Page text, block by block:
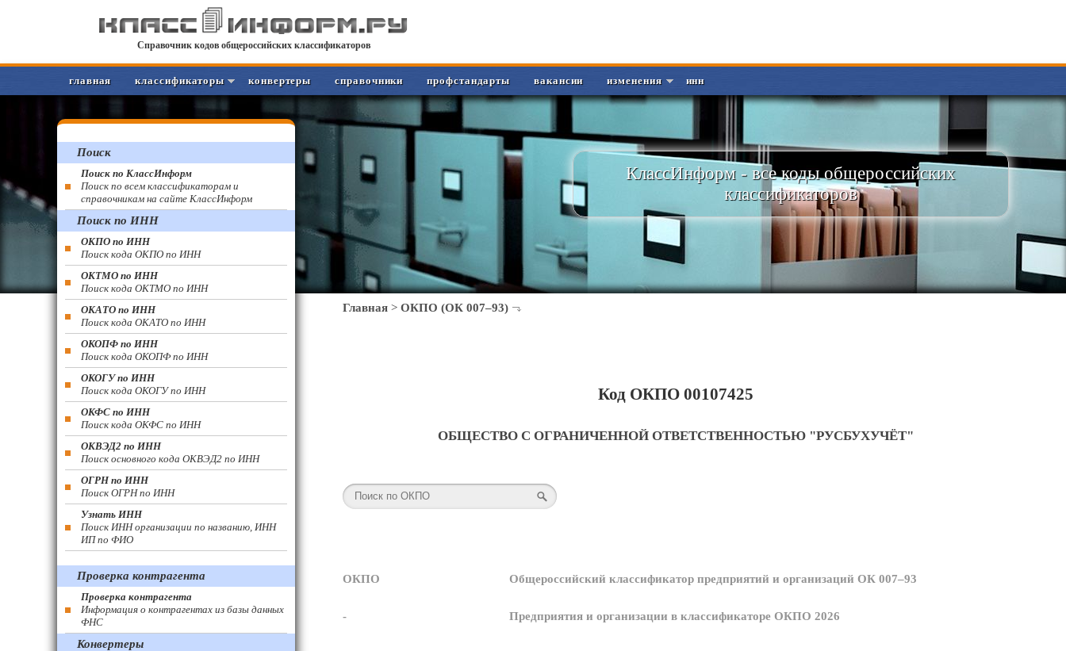
Справочник кодов общероссийских классификаторов
главная классификаторы конвертеры справочники профстандарты вакансии изменения инн
КлассИнформ - все коды общероссийских
классификаторов
Главная > ОКПО (ОК 007–93)
Код ОКПО 00107425
ОБЩЕСТВО С ОГРАНИЧЕННОЙ ОТВЕТСТВЕННОСТЬЮ "РУСБУХУЧЁТ"
ОКПО Общероссийский классификатор предприятий и организаций ОК 007–93
- Предприятия и организации в классификаторе ОКПО 2026
Поиск
Поиск по КлассИнформ
Поиск по всем классификаторам и
справочникам на сайте КлассИнформ
Поиск по ИНН
ОКПО по ИНН
Поиск кода ОКПО по ИНН
ОКТМО по ИНН
Поиск кода ОКТМО по ИНН
ОКАТО по ИНН
Поиск кода ОКАТО по ИНН
ОКОПФ по ИНН
Поиск кода ОКОПФ по ИНН
ОКОГУ по ИНН
Поиск кода ОКОГУ по ИНН
ОКФС по ИНН
Поиск кода ОКФС по ИНН
ОКВЭД2 по ИНН
Поиск основного кода ОКВЭД2 по ИНН
ОГРН по ИНН
Поиск ОГРН по ИНН
Узнать ИНН
Поиск ИНН организации по названию, ИНН
ИП по ФИО
Проверка контрагента
Проверка контрагента
Информация о контрагентах из базы данных
ФНС
Конвертеры